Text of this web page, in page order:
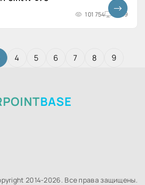
101 754 16x9
4 5 6 7 8 9
BASE
2014-2026. Все права защищены.